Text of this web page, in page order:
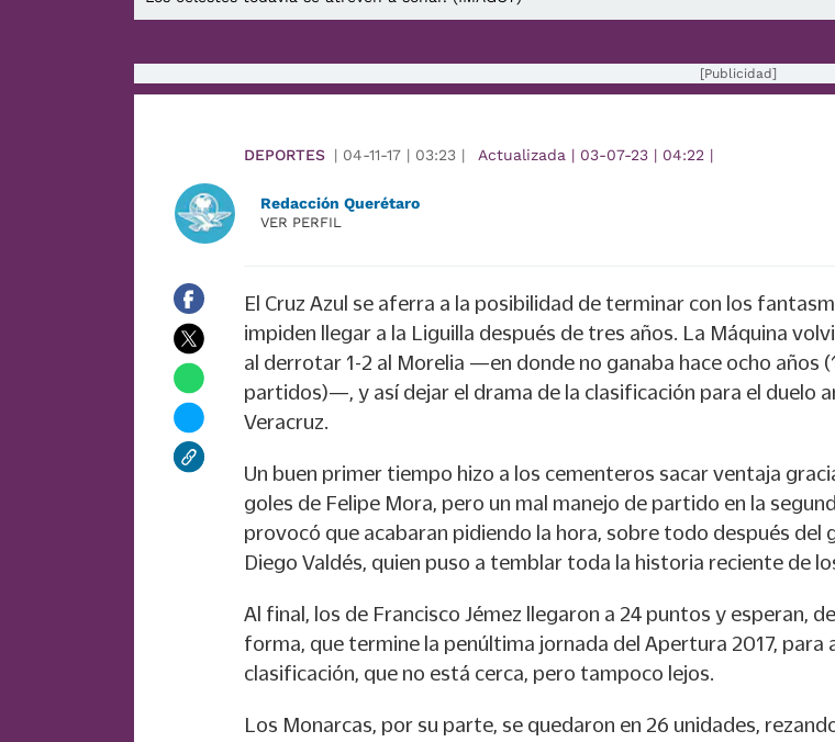
[Publicidad]
DEPORTES | 04-11-17 | 03:23 | Actualizada | 03-07-23 | 04:22 |
Redacción Querétaro
VER PERFIL
El Cruz Azul se aferra a la posibilidad de terminar con los
impiden llegar a la Liguilla después de tres años. La Máquina
al derrotar 1-2 al Morelia —en donde no ganaba hace ocho años
partidos)—, y así dejar el drama de la clasificación para el duelo
Veracruz.
Un buen primer tiempo hizo a los cementeros sacar ventaja
goles de Felipe Mora, pero un mal manejo de partido en la
provocó que acabaran pidiendo la hora, sobre todo después del
Diego Valdés, quien puso a temblar toda la historia reciente de
Al final, los de Francisco Jémez llegaron a 24 puntos y esperan,
forma, que termine la penúltima jornada del Apertura 2017, para
clasificación, que no está cerca, pero tampoco lejos.
Los Monarcas, por su parte, se quedaron en 26 unidades,